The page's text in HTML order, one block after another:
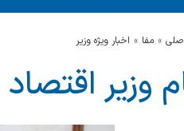
مفا اخبار ویژه وزیر
وزیر